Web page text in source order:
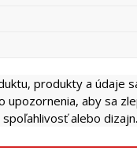
produkty a údaje
upozornenia, aby sa
spoľahlivosť alebo dizajn.